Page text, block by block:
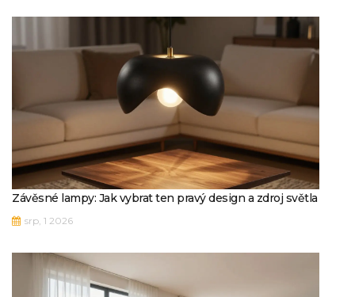
Závěsné lampy: Jak vybrat ten pravý design a zdroj světla
srp, 1 2026